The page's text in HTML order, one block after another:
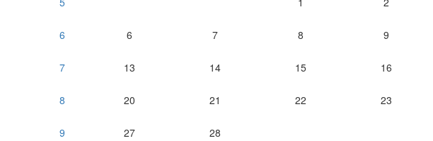
6 6 7 8 9
7 13 14 15 16
8 20 21 22 23
9 27 28